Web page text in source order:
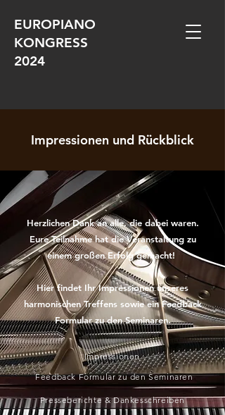
EUROPIANO
KONGRESS
2024
Impressionen und Rückblick
Herzlichen Dank an alle, die dabei waren.
Eure Teilnahme hat die Veranstaltung zu
einem großen Erfolg gemacht!
Hier findet Ihr Impressionen unseres
harmonischen Treffens sowie ein Feedback
Formular zu den Seminaren.
Impressionen
Feedback Formular zu den Seminaren
Presseberichte & Dankesschreiben